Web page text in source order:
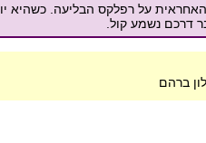
על רפלקס הבליעה. כשהיא
דרכם נשמע קול.
ברהם